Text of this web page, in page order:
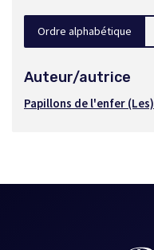
Ordre alphabétique
Auteur/autrice
Papillons de l'enfer (Les)